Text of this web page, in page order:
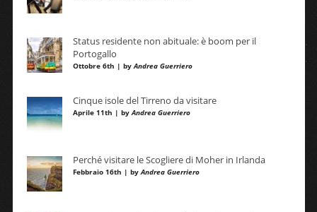
Status residente non abituale: è boom per il
Portogallo
Ottobre 6th | byAndrea Guerriero
Cinque isole del Tirreno da visitare
Aprile 11th | byAndrea Guerriero
Perché visitare le Scogliere di Moher in Irlanda
Febbraio 16th | byAndrea Guerriero